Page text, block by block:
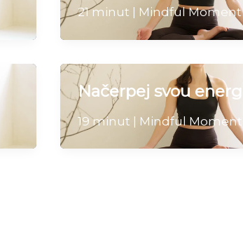
21 minut | Mindful Moment
Načerpej svou energii
19 minut | Mindful Moment